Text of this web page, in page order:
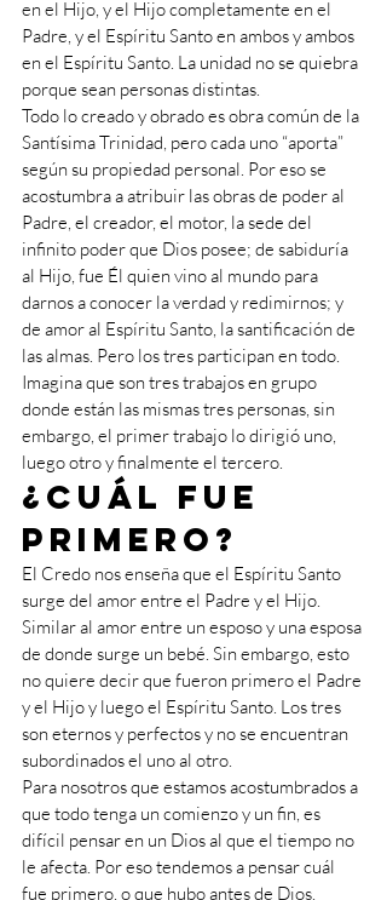
en el Hijo, y el Hijo completamente en el
Padre, y el Espíritu Santo en ambos y ambos
en el Espíritu Santo. La unidad no se quiebra
porque sean personas distintas.
Todo lo creado y obrado es obra común de la
Santísima Trinidad, pero cada uno “aporta”
según su propiedad personal. Por eso se
acostumbra a atribuir las obras de poder al
Padre, el creador, el motor, la sede del
infinito poder que Dios posee; de sabiduría
al Hijo, fue Él quien vino al mundo para
darnos a conocer la verdad y redimirnos; y
de amor al Espíritu Santo, la santificación de
las almas. Pero los tres participan en todo.
Imagina que son tres trabajos en grupo
donde están las mismas tres personas, sin
embargo, el primer trabajo lo dirigió uno,
luego otro y finalmente el tercero.
¿Cuál fue
primero?
El Credo nos enseña que el Espíritu Santo
surge del amor entre el Padre y el Hijo.
Similar al amor entre un esposo y una esposa
de donde surge un bebé. Sin embargo, esto
no quiere decir que fueron primero el Padre
y el Hijo y luego el Espíritu Santo. Los tres
son eternos y perfectos y no se encuentran
subordinados el uno al otro.
Para nosotros que estamos acostumbrados a
que todo tenga un comienzo y un fin, es
difícil pensar en un Dios al que el tiempo no
le afecta. Por eso tendemos a pensar cuál
fue primero, o que hubo antes de Dios.